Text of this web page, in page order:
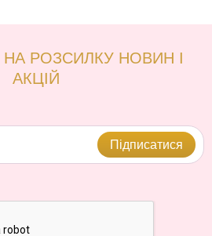
РОЗСИЛКУ НОВИН І
АКЦІЙ
Підписатися